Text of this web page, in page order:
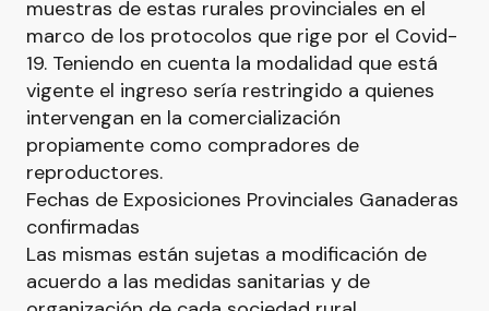
muestras de estas rurales provinciales en el
marco de los protocolos que rige por el Covid-
19. Teniendo en cuenta la modalidad que está
vigente el ingreso sería restringido a quienes
intervengan en la comercialización
propiamente como compradores de
reproductores.
Fechas de Exposiciones Provinciales Ganaderas
confirmadas
Las mismas están sujetas a modificación de
acuerdo a las medidas sanitarias y de